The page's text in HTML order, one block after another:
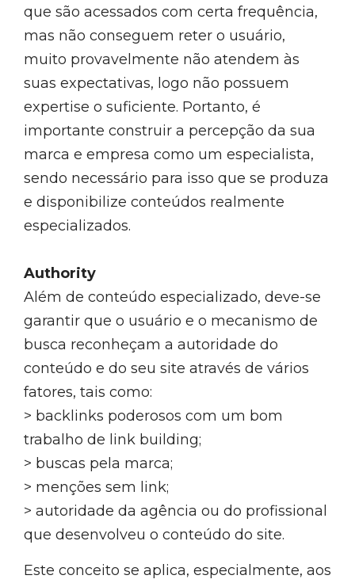
que são acessados com certa frequência,
mas não conseguem reter o usuário,
muito provavelmente não atendem às
suas expectativas, logo não possuem
expertise o suficiente. Portanto, é
importante construir a percepção da sua
marca e empresa como um especialista,
sendo necessário para isso que se produza
e disponibilize conteúdos realmente
especializados.
Authority
Além de conteúdo especializado, deve-se
garantir que o usuário e o mecanismo de
busca reconheçam a autoridade do
conteúdo e do seu site através de vários
fatores, tais como:
> backlinks poderosos com um bom
trabalho de link building;
> buscas pela marca;
> menções sem link;
> autoridade da agência ou do profissional
que desenvolveu o conteúdo do site.
Este conceito se aplica, especialmente, aos